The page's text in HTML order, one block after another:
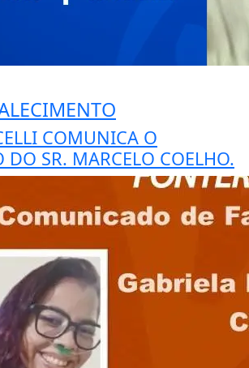
COMUNICA O
DO SR. MARCELO COELHO.